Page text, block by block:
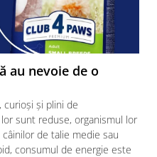
au nevoie de o
curioși și plini de
sunt reduse, organismul lor
de talie medie sau
consumul de energie este